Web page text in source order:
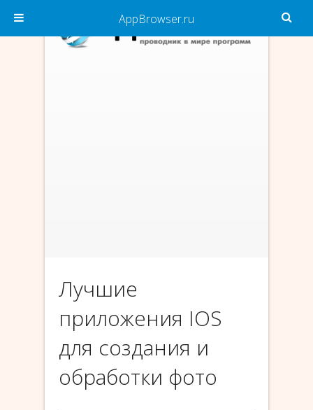
Лучшие
приложения IOS
для создания и
обработки фото
AppBrowser.ru